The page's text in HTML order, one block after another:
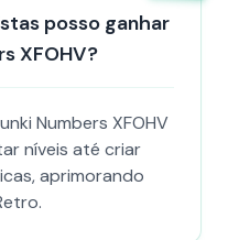
posso ganhar
XFOHV?
Numbers XFOHV
níveis até criar
aprimorando